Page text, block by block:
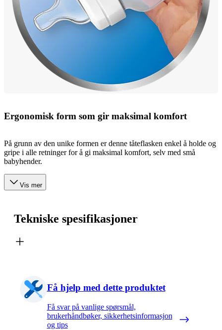
Ergonomisk form som gir maksimal komfort
På grunn av den unike formen er denne tåteflasken enkel å holde og
gripe i alle retninger for å gi maksimal komfort, selv med små
babyhender.
Vis mer
Tekniske spesifikasjoner
Få hjelp med dette produktet
Få svar på vanlige spørsmål,
brukerhåndbøker, sikkerhetsinformasjon
og tips